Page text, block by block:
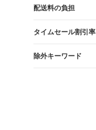
配送料の負担
タイムセール割引率
除外キーワード